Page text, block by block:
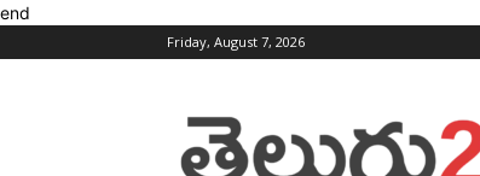
end
Friday, August 7, 2026